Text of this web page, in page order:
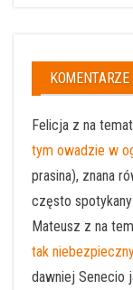
KOMENTARZE
Felicja z na temat
tym owadzie w
prasina), znana
często spotykany
Mateusz z na
tak
dawniej Senecio